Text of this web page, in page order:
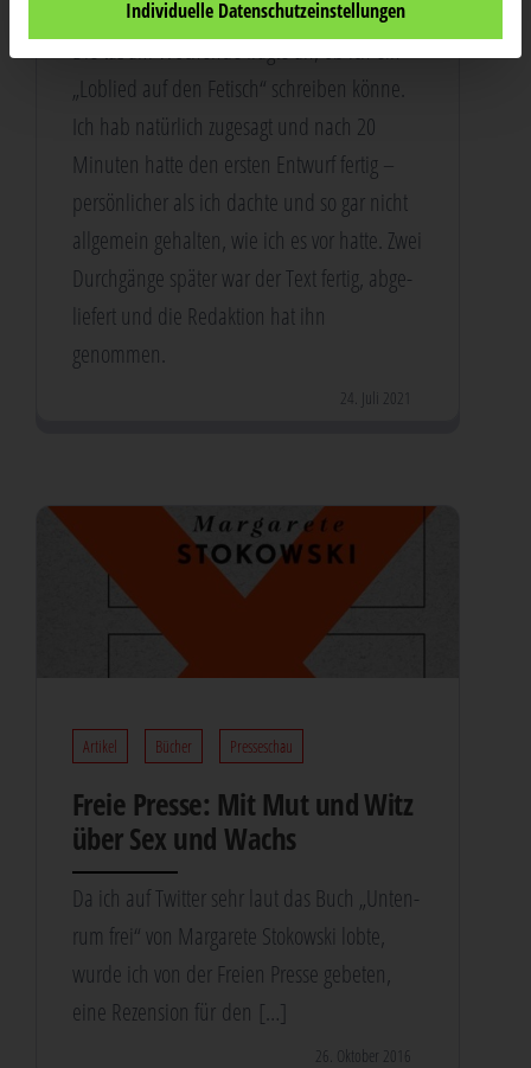
Die taz am Wochen­de frag­te an, ob ich ein
„Lob­lied auf den Fetisch“ schrei­ben kön­ne.
Ich hab natür­lich zuge­sagt und nach 20
Minu­ten hat­te den ers­ten Ent­wurf fer­tig –
per­sön­li­cher als ich dach­te und so gar nicht
all­ge­mein gehal­ten, wie ich es vor hat­te. Zwei
Durch­gän­ge spä­ter war der Text fer­tig, abge­
lie­fert und die Redak­ti­on hat ihn
genommen.
24. Juli 2021
Artikel Bücher Presseschau
Freie Pres­se: Mit Mut und Witz
über Sex und Wachs
Da ich auf Twit­ter sehr laut das Buch „Unten­
rum frei“ von Mar­ga­re­te Sto­kow­ski lob­te,
wur­de ich von der Frei­en Pres­se gebe­ten,
eine Rezen­si­on für den […]
26. Oktober 2016
Individuelle Datenschutzeinstellungen